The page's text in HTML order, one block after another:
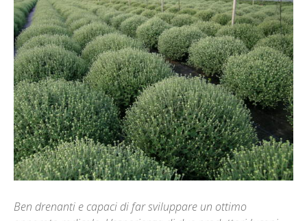
Ben drenanti e capaci di far sviluppare un ottimo